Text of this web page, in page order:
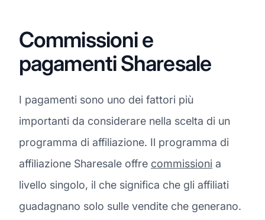
Commissioni e
pagamenti Sharesale
I pagamenti sono uno dei fattori più
importanti da considerare nella scelta di un
programma di affiliazione. Il programma di
affiliazione Sharesale offre commissioni a
livello singolo, il che significa che gli affiliati
guadagnano solo sulle vendite che generano.